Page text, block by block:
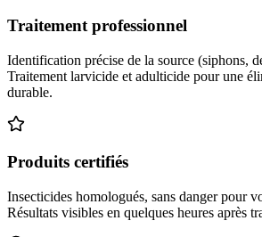
Traitement professionnel
Identification précise de la source (siphons,
Traitement larvicide et adulticide pour une
durable.
Produits certifiés
Insecticides homologués, sans danger pour
Résultats visibles en quelques heures après